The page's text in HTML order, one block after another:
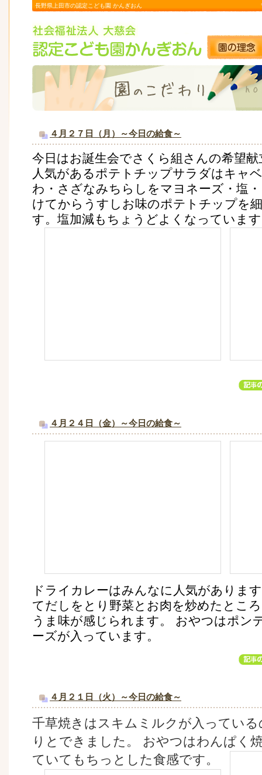
長野県上田市の認定こども園 かんぎおん
４月２７日（月）～今日の給食～
今日はお誕生会でさくら組さんの希望
人気があるポテトチップサラダはキャ
わ・さざなみちらしをマヨネーズ・塩
けてからうすしお味のポテトチップを
す。塩加減もちょうどよくなっていま
４月２４日（金）～今日の給食～
ドライカレーはみんなに人気がありま
てだしをとり野菜とお肉を炒めたとこ
うま味が感じられます。 おやつはポン
ーズが入っています。
４月２１日（火）～今日の給食～
千草焼きはスキムミルクが入ってい
りとできました。 おやつはわんぱく
ていてもちっとした食感です。